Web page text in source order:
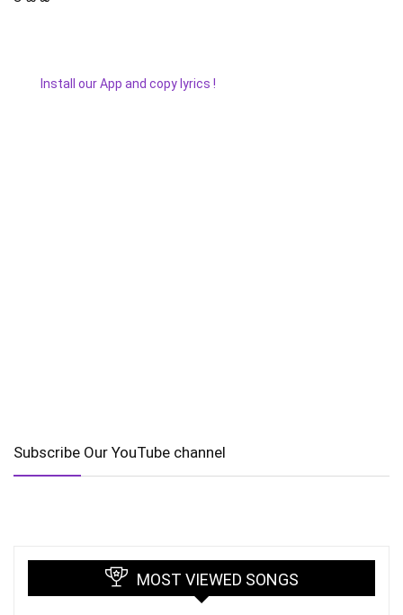
Install our App and copy lyrics !
Subscribe Our YouTube channel
MOST VIEWED SONGS